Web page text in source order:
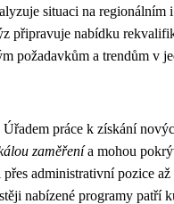
situaci na regionálním
připravuje nabídku
požadavkům a trendům v
práce k získání
zaměřenía mohou
přes administrativní pozice
nabízené programy patří